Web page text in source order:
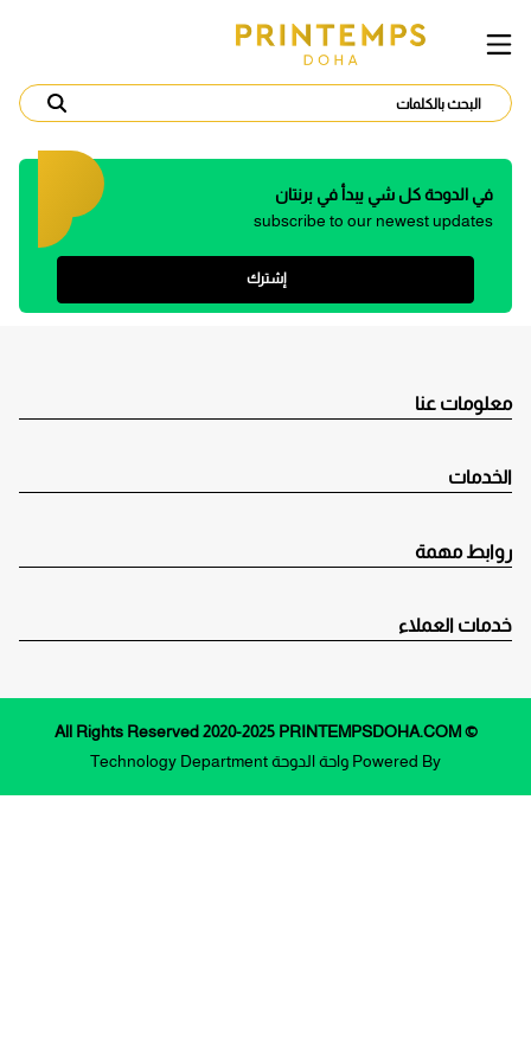
في الدوحة كل شي يبدأ في برنتان
subscribe to our newest updates
إشترك
معلومات عنا
الخدمات
روابط مهمة
خدمات العملاء
© All Rights Reserved 2020-2025 PRINTEMPSDOHA.COM
Powered By واحة الدوحة